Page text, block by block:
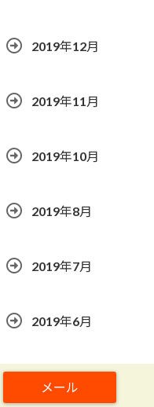
2019年12月
2019年11月
2019年10月
2019年8月
2019年7月
2019年6月
2019年5月